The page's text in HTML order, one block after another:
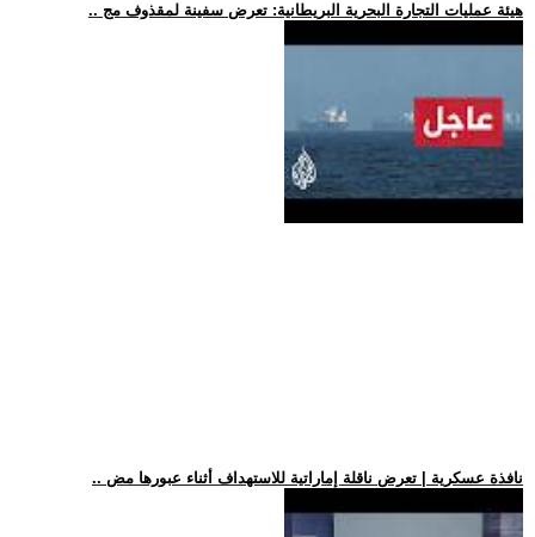
.. هيئة عمليات التجارة البحرية البريطانية: تعرض سفينة لمقذوف مج
.. نافذة عسكرية | تعرض ناقلة إماراتية للاستهداف أثناء عبورها مض